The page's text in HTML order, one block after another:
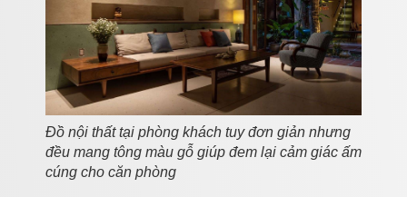
Đồ nội thất tại phòng khách tuy đơn giản nhưng
đều mang tông màu gỗ giúp đem lại cảm giác ấm
cúng cho căn phòng